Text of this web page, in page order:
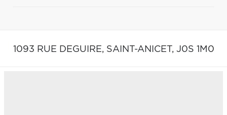
1093 RUE DEGUIRE, SAINT-ANICET, J0S 1M0